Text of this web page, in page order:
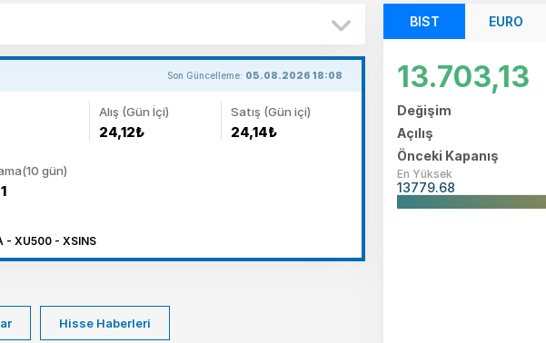
Son Güncelleme: 05.08.2026 18:08
Alış (Gün İçi)
24,12₺
Satış (Gün içi)
24,14₺
gün)
- XU500 - XSINS
Hisse Haberleri
BIST EURO
13.703,13
Değişim
Açılış
Önceki Kapanış
En Yüksek
13779.68